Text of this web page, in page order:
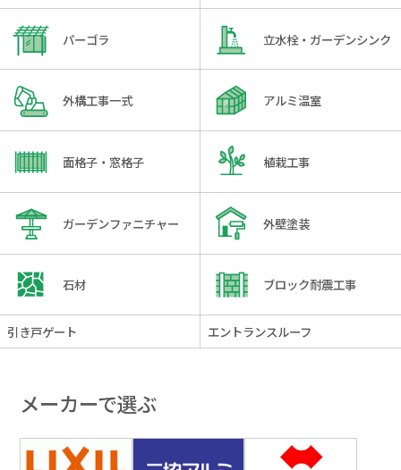
パーゴラ 立水栓・ガーデンシンク
外構工事一式 アルミ温室
面格子・窓格子 植栽工事
ガーデンファニチャー 外壁塗装
石材 ブロック耐震工事
引き戸ゲート エントランスルーフ
メーカーで選ぶ